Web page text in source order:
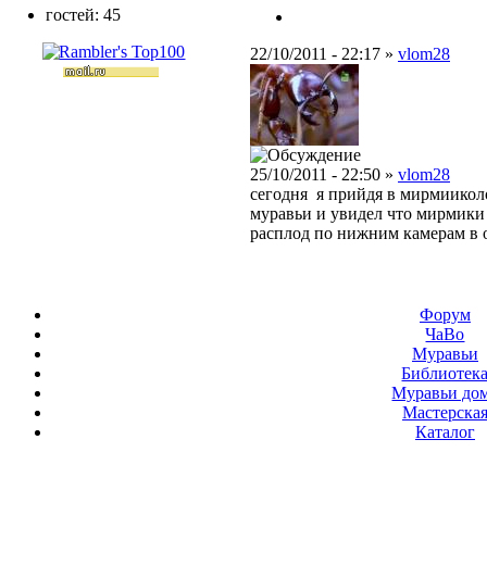
22/10/2011 - 22:17 » vlom28
25/10/2011 - 22:50 » vlom28
сегодня я прийдя в
муравьи и увидел что
расплод по нижним камерам в
гостей: 45
Форум
ЧаВо
Муравьи
Муравьи
Мастерская
Каталог